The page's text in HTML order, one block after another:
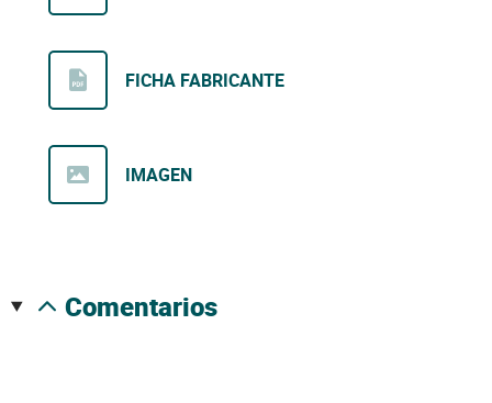
FICHA FABRICANTE
IMAGEN
comentarios